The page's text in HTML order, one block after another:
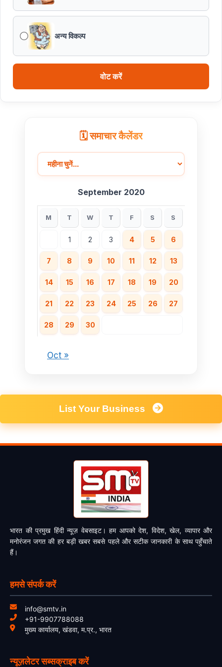
28 के बजट अनुमान तथा वित्तीय वर्ष 2028-29, 2029-30 के
लिए रोलिंग बजट की तैयारी हेतु बजट कार्यक्रम
अन्य विकल्प
वोट करें
🗓️ समाचार कैलेंडर
September 2020
M T W T F S S
1 2 3 4 5 6
7 8 9 10 11 12 13
14 15 16 17 18 19 20
21 22 23 24 25 26 27
28 29 30
Oct »
List Your Business
भारत की प्रमुख हिंदी न्यूज़ वेबसाइट। हम आपको देश, विदेश, खेल, व्यापार और
मनोरंजन जगत की हर बड़ी खबर सबसे पहले और सटीक जानकारी के साथ पहुँचाते
हैं।
हमसे संपर्क करें
info@smtv.in
+91-9907788088
मुख्य कार्यालय, खंडवा, म.प्र., भारत
न्यूज़लेटर सब्सक्राइब करें